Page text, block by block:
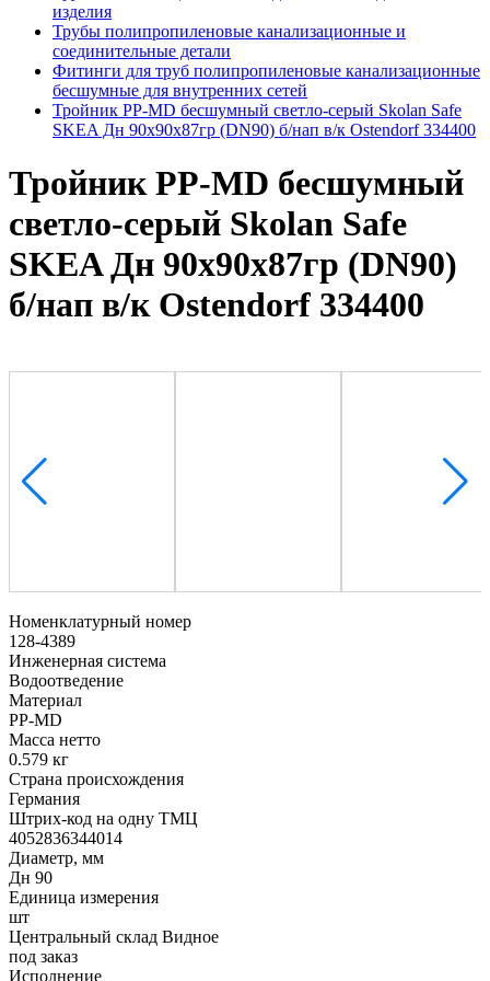
изделия
Трубы полипропиленовые канализационные и
соединительные детали
Фитинги для труб полипропиленовые канализационные
бесшумные для внутренних сетей
Тройник PP-MD бесшумный светло-серый Skolan Safe
SKEA Дн 90х90х87гр (DN90) б/нап в/к Ostendorf 334400
Тройник PP-MD бесшумный
светло-серый Skolan Safe
SKEA Дн 90х90х87гр (DN90)
б/нап в/к Ostendorf 334400
Номенклатурный номер
128-4389
Инженерная система
Водоотведение
Материал
PP-MD
Масса нетто
0.579 кг
Страна происхождения
Германия
Штрих-код на одну ТМЦ
4052836344014
Диаметр, мм
Дн 90
Единица измерения
шт
Центральный склад Видное
под заказ
Исполнение